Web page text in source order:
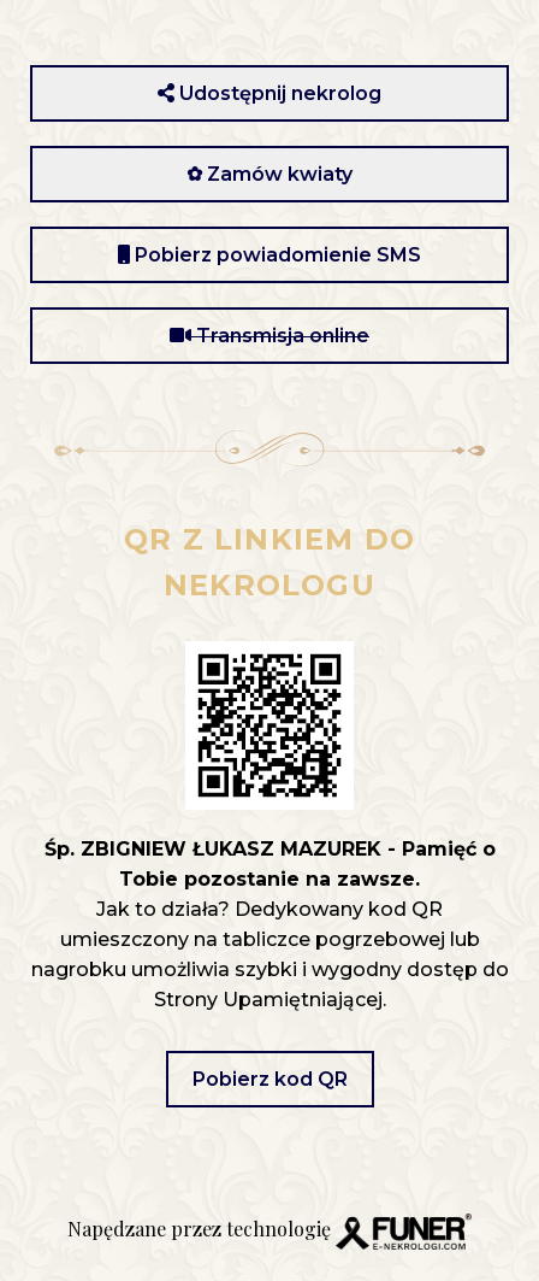
Udostępnij nekrolog
✿ Zamów kwiaty
Pobierz powiadomienie SMS
Transmisja online
QR Z LINKIEM DO
NEKROLOGU
Śp. ZBIGNIEW ŁUKASZ MAZUREK - Pamięć o
Tobie pozostanie na zawsze.
Jak to działa? Dedykowany kod QR
umieszczony na tabliczce pogrzebowej lub
nagrobku umożliwia szybki i wygodny dostęp do
Strony Upamiętniającej.
Pobierz kod QR
Napędzane przez technologię